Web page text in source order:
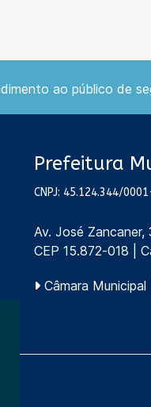
ao público de
Prefeitura
CNPJ: 45.124.344/
Av. José
CEP 15.872-018 |
Câmara Municipal